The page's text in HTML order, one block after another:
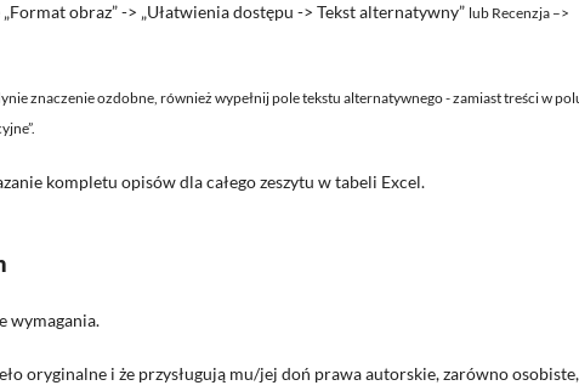
obraz” -> „Ułatwienia dostępu -> Tekst alternatywny” lub Recenzja –>
znaczenie ozdobne, również wypełnij pole tekstu alternatywnego - zamiast treści w
kompletu opisów dla całego zeszytu w tabeli Excel.
wymagania.
oryginalne i że przysługują mu/jej doń prawa autorskie, zarówno